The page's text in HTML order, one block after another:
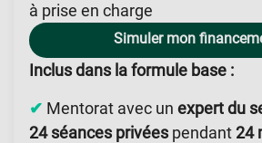
à prise en charge
Simuler mon
Inclus dans la formule base :
✔ Mentorat avec un expert du
24 séances privées pendant24